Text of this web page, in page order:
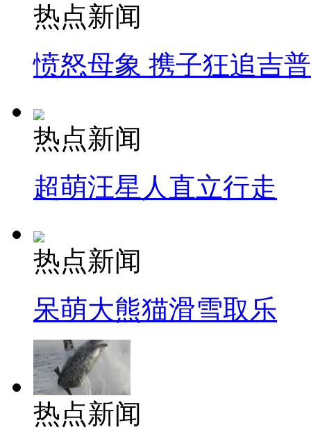
热点新闻
愤怒母象 携子狂追吉
热点新闻
超萌汪星人直立行走
热点新闻
呆萌大熊猫滑雪取乐
热点新闻